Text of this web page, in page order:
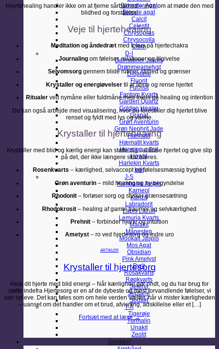
Blomster Agat
Blonde agat
Calcit
Celestit
Chrysopras
Chrysocolla
Citrin
D-I
Dalmatiner Jaspis
Drømmeametyst
Dioptase
Fluorit
Fuchsit
Fantom Kvarts
Garden Quartz
Golden Healer
Granat
Grøn Aventurin
Grøn Nephrit Jade
Hæmatit
Hæmatit kvarts
Honning calcit
Howlit
Harlekin Kvarts
Iolit
J-S
Kambaba Jaspis
Karneol
Kunzit
Labradorit
Lapis Lazuli
Lemuria Kvarts
Malakit
Månesten
Mookait Jaspis
Mos Agat
Obsidian
Pink Ametyst
Pyrit
Rosakvarts
Røgkvarts
Selenit
Septarie
Sodalit
T-Å
Tigerøje
Turmalin
Unakit
Zeolit
Smykker
Hjertehealing handler ikke om at fjerne sårbarhed – men om at møde den med
blidhed og forståelse.
Veje til hjertehealing
Meditation og åndedrætmed fokus på hjertechakra
Journaling om følelser, relationer og tilgivelse
Selvomsorg gennem blide rutiner, stilhed og grænser
Krystaller og energiøvelser til at åbne og rense hjertet
Ritualerved nymåne eller fuldmåne med fokus på healing og intention
Du kan også arbejde med visualisering, hvor du forestiller dig hjertet blive
renset og fyldt med lys og varme.
Krystaller til hjertehealing
Krystaller med blid og kærlig energi kan støtte dig i at åbne hjertet og give slip
på det, der ikke længere skal bæres.
Rosenkvarts – kærlighed, selvaccept og følelsesmæssig tryghed
Grøn aventurin– mild healing og ny begyndelse
Rhodonit– forløser sorg og styrker grænsesætning
Rhodokrosit – healing af gamle traumer og selvkærlighed
Prehnit – forbinder hjerte og intuition
Ametyst– ro ved hjertesorg og indre uro
ARTIKLER
Krystaller til hjertesorg
Heal dit hjerte med blid energi – Når kærlighed gør ondt, og du har brug for
støtte indefra Hjertesorg er en af de dybeste og mest forvandlende følelser, vi
kan opleve. Det kan føles som om hele verden vælter, når vi mister kærligheden
– uanset om det handler om et brud, afvisning, adskillelse eller et […]
Fortsæt med at læse→